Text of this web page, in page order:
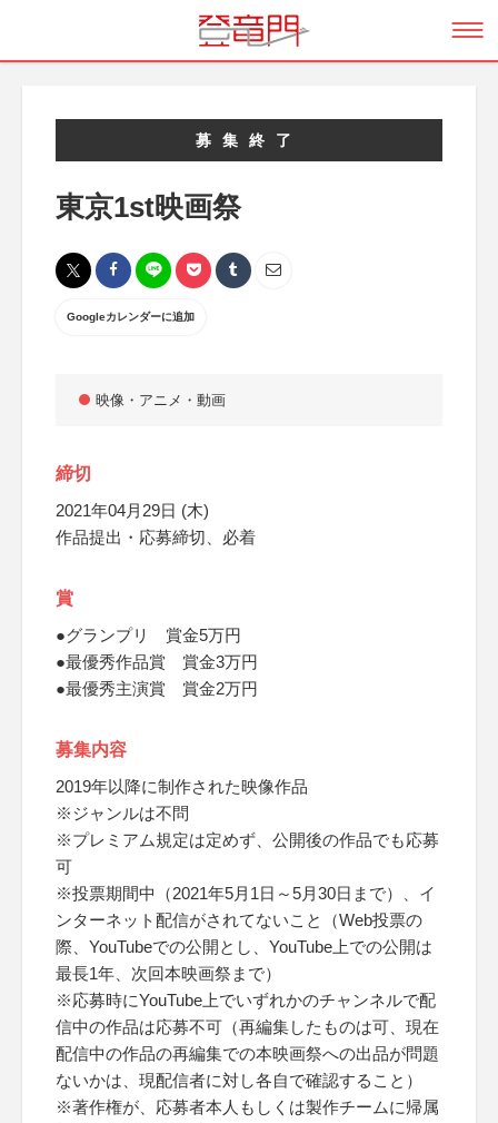
募集終了
東京1st映画祭
Googleカレンダーに追加
映像・アニメ・動画
締切
2021年04月29日 (木)
作品提出・応募締切、必着
賞
●グランプリ 賞金5万円
●最優秀作品賞 賞金3万円
●最優秀主演賞 賞金2万円
募集内容
2019年以降に制作された映像作品
※ジャンルは不問
※プレミアム規定は定めず、公開後の作品でも応募
可
※投票期間中（2021年5月1日～5月30日まで）、イ
ンターネット配信がされてないこと（Web投票の
際、YouTubeでの公開とし、YouTube上での公開は
最長1年、次回本映画祭まで）
※応募時にYouTube上でいずれかのチャンネルで配
信中の作品は応募不可（再編集したものは可、現在
配信中の作品の再編集での本映画祭への出品が問題
ないかは、現配信者に対し各自で確認すること）
※著作権が、応募者本人もしくは製作チームに帰属